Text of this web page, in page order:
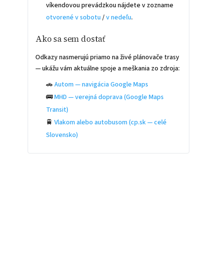
víkendovou prevádzkou nájdete v zozname
otvorené v sobotu /v nedeľu.
Ako sa sem dostať
Odkazy nasmerujú priamo na živé plánovače trasy
— ukážu vám aktuálne spoje a meškania zo zdroja:
🚗Autom — navigácia Google Maps
🚌MHD — verejná doprava (Google Maps
Transit)
🚆Vlakom alebo autobusom (cp.sk — celé
Slovensko)